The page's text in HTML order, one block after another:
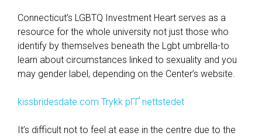
Connecticut’s LGBTQ Investment Heart serves as a
resource for the whole university not just those who
identify by themselves beneath the Lgbt umbrella-to
learn about circumstances linked to sexuality and you
may gender label, depending on the Center’s website.
kissbridesdate.com Trykk pГҐ nettstedet
It’s difficult not to feel at ease in the centre due to the